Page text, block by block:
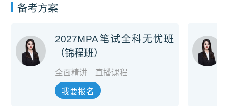
备考方案
2027MPA笔试全科无忧班
（锦程班）
全面精讲 直播课程
我要报名